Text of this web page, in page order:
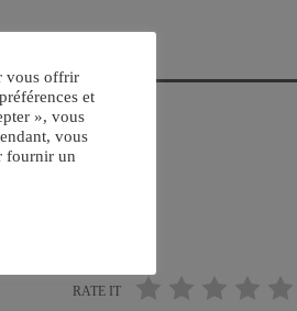
RATE IT
vous offrir
et
», vous
vous
fournir un